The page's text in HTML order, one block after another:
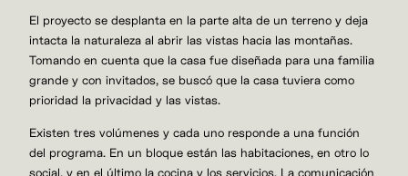
El proyecto se desplanta en la parte alta de un terreno y deja
intacta la naturaleza al abrir las vistas hacia las montañas.
Tomando en cuenta que la casa fue diseñada para una familia
grande y con invitados, se buscó que la casa tuviera como
prioridad la privacidad y las vistas.
Existen tres volúmenes y cada uno responde a una función
del programa. En un bloque están las habitaciones, en otro lo